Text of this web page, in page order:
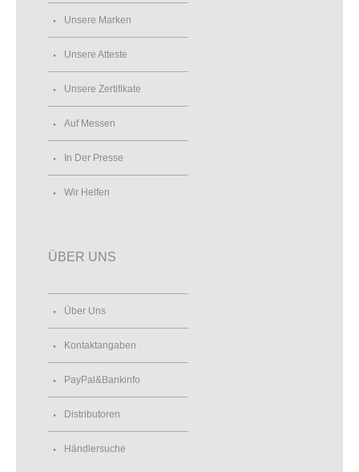
Unsere Marken
Unsere Atteste
Unsere Zertifikate
Auf Messen
In Der Presse
Wir Helfen
ÜBER UNS
Über Uns
Kontaktangaben
PayPal&Bankinfo
Distributoren
Händlersuche